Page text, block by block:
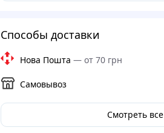
Способы доставки
Нова Пошта — от 70 грн
Самовывоз
Смотреть все